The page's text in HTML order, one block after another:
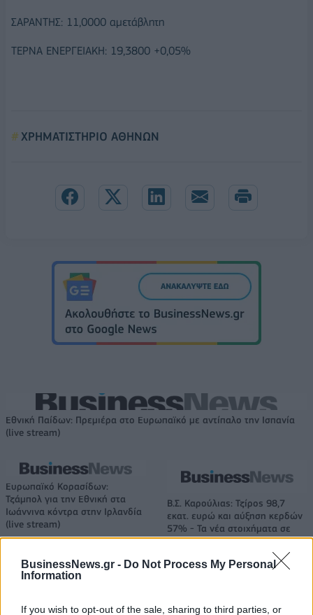
BusinessNews.gr - Do Not Process My Personal
Information
If you wish to opt-out of the sale, sharing to third parties, or
ΣΑΡΑΝΤΗΣ: 11,0000 αμετάβλητη
ΤΕΡΝΑ ΕΝΕΡΓΕΙΑΚΗ: 19,3800 +0,05%
ΧΡΗΜΑΤΙΣΤΗΡΙΟ ΑΘΗΝΩΝ
Εθνική Παίδων: Πρεμιέρα στο Ευρωπαϊκό με αντίπαλο την Ισπανία
(live stream)
Ευρωπαϊκό Κορασίδων:
Τζάμπολ για την Εθνική στα
Ιωάννινα κόντρα στην Ιρλανδία
(live stream)
Β.Σ. Καρούλιας: Τζίρος 98,7
εκατ. ευρώ και αύξηση κερδών
57% - Τα νέα στοιχήματα σε
low & non alcohol
κέρδη 313 εκατ. ευρώ